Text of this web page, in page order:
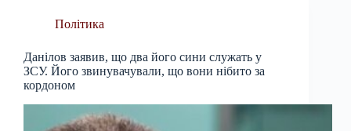
Політика
Данілов заявив, що два його сини служать у
ЗСУ. Його звинувачували, що вони нібито за
кордоном